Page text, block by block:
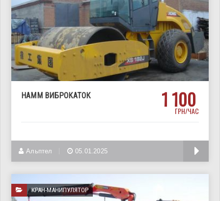
HAMM ВИБРОКАТОК 1 100
ГРН/ЧАС
Аренда катка, от 3,0 до 12 тонн.Сдаем в аренду катки
Альптел 05.01.2025
КРАН-МАНИПУЛЯТОР